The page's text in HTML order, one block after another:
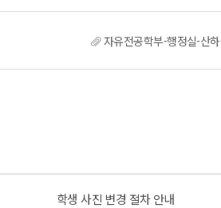
자유전공학부-행정실-산
학생 사진 변경 절차 안내